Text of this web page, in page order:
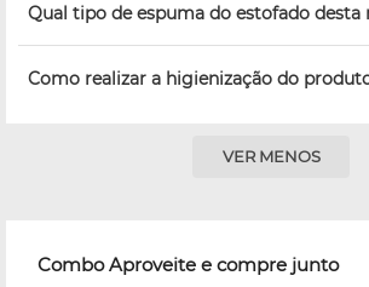
Qual tipo de espuma do estofado desta
Como realizar a higienização do
VER MENOS
Combo Aproveite e compre junto